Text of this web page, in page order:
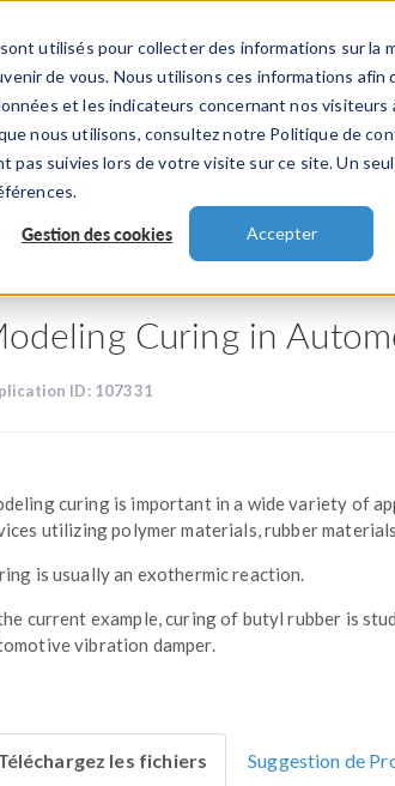
utilisés pour collecter des informations sur la
de vous. Nous utilisons ces informations afin
et les indicateurs concernant nos visiteurs
nous utilisons, consultez notre Politique de
suivies lors de votre visite sur ce site. Un
Gestion des cookies Accepter
INDUSTRIES VIDEOS
Curing in
ID: 107331
curing is important in a wide variety of
utilizing polymer materials, rubber
is usually an exothermic reaction.
current example, curing of butyl rubber is
vibration damper.
les fichiers Suggestion de